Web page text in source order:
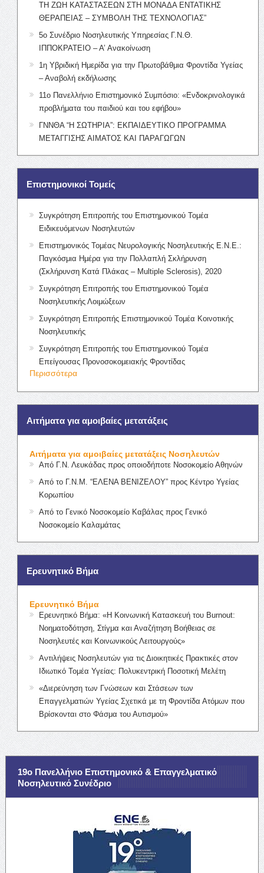
ΤΗ ΖΩΗ ΚΑΤΑΣΤΑΣΕΩΝ ΣΤΗ ΜΟΝΑΔΑ ΕΝΤΑΤΙΚΗΣ
ΘΕΡΑΠΕΙΑΣ – ΣΥΜΒΟΛΗ ΤΗΣ ΤΕΧΝΟΛΟΓΙΑΣ”
5ο Συνέδριο Νοσηλευτικής Υπηρεσίας Γ.Ν.Θ.
ΙΠΠΟΚΡΑΤΕΙΟ – Α’ Ανακοίνωση
1η Υβριδική Ημερίδα για την Πρωτοβάθμια Φροντίδα Υγείας
– Αναβολή εκδήλωσης
11ο Πανελλήνιο Επιστημονικό Συμπόσιο: «Ενδοκρινολογικά
προβλήματα του παιδιού και του εφήβου»
ΓΝΝΘΑ “Η ΣΩΤΗΡΙΑ”: ΕΚΠΑΙΔΕΥΤΙΚΟ ΠΡΟΓΡΑΜΜΑ
ΜΕΤΑΓΓΙΣΗΣ ΑΙΜΑΤΟΣ ΚΑΙ ΠΑΡΑΓΩΓΩΝ
Επιστημονικοί Τομείς
Συγκρότηση Επιτροπής του Επιστημονικού Τομέα
Ειδικευόμενων Νοσηλευτών
Επιστημονικός Τομέας Νευρολογικής Νοσηλευτικής Ε.Ν.Ε.:
Παγκόσμια Ημέρα για την Πολλαπλή Σκλήρυνση
(Σκλήρυνση Κατά Πλάκας – Multiple Sclerosis), 2020
Συγκρότηση Επιτροπής του Επιστημονικού Τομέα
Νοσηλευτικής Λοιμώξεων
Συγκρότηση Επιτροπής Επιστημονικού Τομέα Κοινοτικής
Νοσηλευτικής
Συγκρότηση Επιτροπής του Επιστημονικού Τομέα
Επείγουσας Προνοσοκομειακής Φροντίδας
Περισσότερα
Αιτήματα για αμοιβαίες μετατάξεις
Αιτήματα για αμοιβαίες μετατάξεις Νοσηλευτών
Από Γ.Ν. Λευκάδας προς οποιοδήποτε Νοσοκομείο Αθηνών
Από το Γ.Ν.Μ. “ΕΛΕΝΑ ΒΕΝΙΖΕΛΟΥ” προς Κέντρο Υγείας
Κορωπίου
Από το Γενικό Νοσοκομείο Καβάλας προς Γενικό
Νοσοκομείο Καλαμάτας
Ερευνητικό Βήμα
Ερευνητικό Βήμα
Ερευνητικό Βήμα: «Η Κοινωνική Κατασκευή του Burnout:
Νοηματοδότηση, Στίγμα και Αναζήτηση Βοήθειας σε
Νοσηλευτές και Κοινωνικούς Λειτουργούς»
Αντιλήψεις Νοσηλευτών για τις Διοικητικές Πρακτικές στον
Ιδιωτικό Τομέα Υγείας: Πολυκεντρική Ποσοτική Μελέτη
«Διερεύνηση των Γνώσεων και Στάσεων των
Επαγγελματιών Υγείας Σχετικά με τη Φροντίδα Ατόμων που
Βρίσκονται στο Φάσμα του Αυτισμού»
19ο Πανελλήνιο Επιστημονικό & Επαγγελματικό
Νοσηλευτικό Συνέδριο